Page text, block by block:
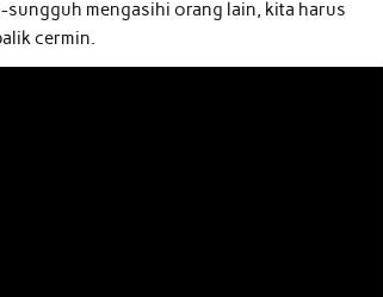
sungguh mengasihi orang lain, kita harus
cermin.